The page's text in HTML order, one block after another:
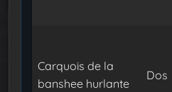
Carquois de la
banshee hurlante
Dos